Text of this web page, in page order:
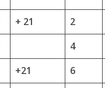
+ 21 2
4
+21 6